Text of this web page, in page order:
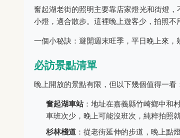
奮起湖老街的照明主要靠店家燈光和街燈
小燈，適合散步。這裡晚上遊客少，拍照不
一個小秘訣：避開週末旺季，平日晚上來，
必訪景點清單
晚上開放的景點有限，但以下幾個值得一看
奮起湖車站：地址在嘉義縣竹崎鄉中和
車班次少，晚上可能沒班次，純粹拍照就
杉林棧道 ：從老街延伸的步道，晚上點